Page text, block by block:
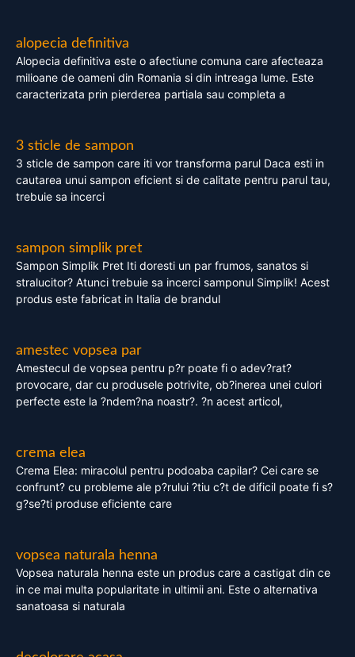
alopecia definitiva
Alopecia definitiva este o afectiune comuna care afecteaza
milioane de oameni din Romania si din intreaga lume. Este
caracterizata prin pierderea partiala sau completa a
3 sticle de sampon
3 sticle de sampon care iti vor transforma parul Daca esti in
cautarea unui sampon eficient si de calitate pentru parul tau,
trebuie sa incerci
sampon simplik pret
Sampon Simplik Pret Iti doresti un par frumos, sanatos si
stralucitor? Atunci trebuie sa incerci samponul Simplik! Acest
produs este fabricat in Italia de brandul
amestec vopsea par
Amestecul de vopsea pentru p?r poate fi o adev?rat?
provocare, dar cu produsele potrivite, ob?inerea unei culori
perfecte este la ?ndem?na noastr?. ?n acest articol,
crema elea
Crema Elea: miracolul pentru podoaba capilar? Cei care se
confrunt? cu probleme ale p?rului ?tiu c?t de dificil poate fi s?
g?se?ti produse eficiente care
vopsea naturala henna
Vopsea naturala henna este un produs care a castigat din ce
in ce mai multa popularitate in ultimii ani. Este o alternativa
sanatoasa si naturala